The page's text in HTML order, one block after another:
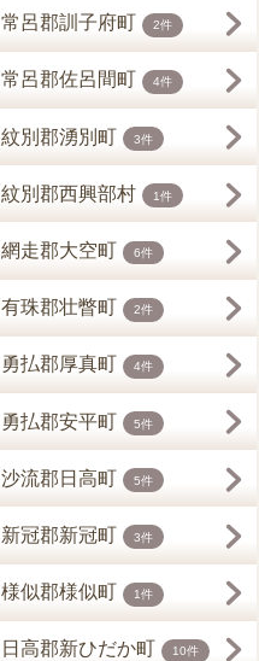
常呂郡訓子府町 2件
常呂郡佐呂間町 4件
紋別郡湧別町 3件
紋別郡西興部村 1件
網走郡大空町 6件
有珠郡壮瞥町 2件
勇払郡厚真町 4件
勇払郡安平町 5件
沙流郡日高町 5件
新冠郡新冠町 3件
様似郡様似町 1件
日高郡新ひだか町 10件